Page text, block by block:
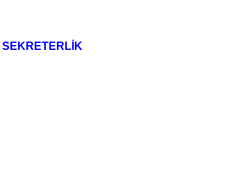
SEKRETERLİK